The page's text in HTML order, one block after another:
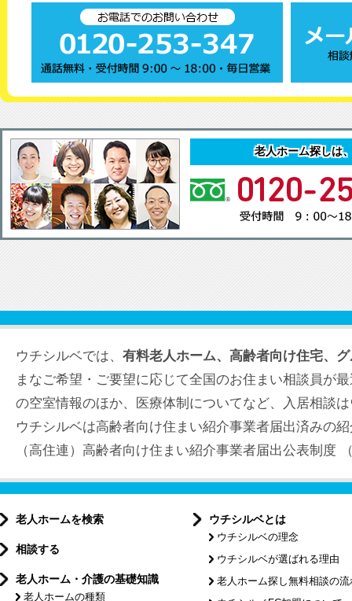
老人ホーム探しは
ウチシルベでは、 有料老人ホーム、高齢者向け住宅、
まなご希望・ご要望に応じて全国のお住まい相談員が
の空室情報のほか、医療体制についてなど、入居相談
ウチシルベは高齢者向け住まい紹介事業者届出済みの
（高住連）高齢者向け住まい紹介事業者届出公表制度
老人ホームを検索
相談する
老人ホーム・介護の基礎知識
老人ホームの種類
ウチシルベとは
ウチシルベの理念
ウチシルベが選ばれる理由
老人ホーム探し無料相談の流